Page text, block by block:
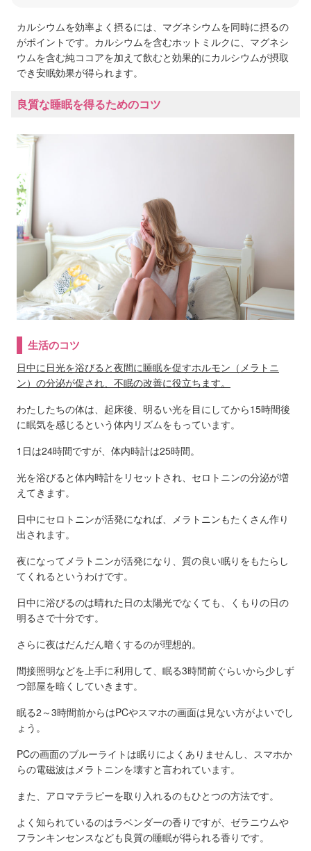
カルシウムを効率よく摂るには、マグネシウムを同時に摂るの
がポイントです。カルシウムを含むホットミルクに、マグネシ
ウムを含む純ココアを加えて飲むと効果的にカルシウムが摂取
でき安眠効果が得られます。
良質な睡眠を得るためのコツ
生活のコツ
日中に日光を浴びると夜間に睡眠を促すホルモン（メラトニ
ン）の分泌が促され、不眠の改善に役立ちます。
わたしたちの体は、起床後、明るい光を目にしてから15時間後
に眠気を感じるという体内リズムをもっています。
1日は24時間ですが、体内時計は25時間。
光を浴びると体内時計をリセットされ、セロトニンの分泌が増
えてきます。
日中にセロトニンが活発になれば、メラトニンもたくさん作り
出されます。
夜になってメラトニンが活発になり、質の良い眠りをもたらし
てくれるというわけです。
日中に浴びるのは晴れた日の太陽光でなくても、くもりの日の
明るさで十分です。
さらに夜はだんだん暗くするのが理想的。
間接照明などを上手に利用して、眠る3時間前ぐらいから少しず
つ部屋を暗くしていきます。
眠る2～3時間前からはPCやスマホの画面は見ない方がよいでし
ょう。
PCの画面のブルーライトは眠りによくありませんし、スマホか
らの電磁波はメラトニンを壊すと言われています。
また、アロマテラピーを取り入れるのもひとつの方法です。
よく知られているのはラベンダーの香りですが、ゼラニウムや
フランキンセンスなども良質の睡眠が得られる香りです。